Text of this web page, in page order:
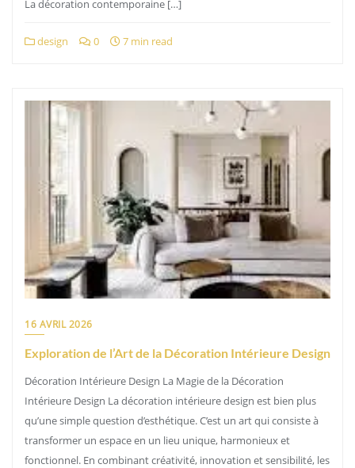
La décoration contemporaine […]
design 0 7 min read
16 AVRIL 2026
Exploration de l’Art de la Décoration Intérieure Design
Décoration Intérieure Design La Magie de la Décoration
Intérieure Design La décoration intérieure design est bien plus
qu’une simple question d’esthétique. C’est un art qui consiste à
transformer un espace en un lieu unique, harmonieux et
fonctionnel. En combinant créativité, innovation et sensibilité, les